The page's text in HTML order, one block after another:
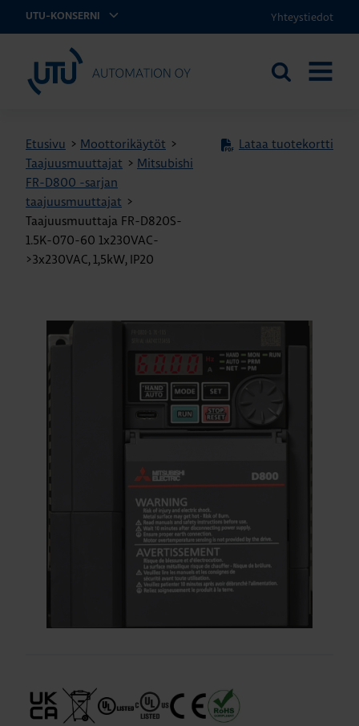
UTU-KONSERNI Yhteystiedot
UTU Automation
Etsi
Etusivu > Moottorikäytöt >
Taajuusmuuttajat > Mitsubishi
FR-D800 -sarjan
taajuusmuuttajat >
Taajuusmuuttaja FR-D820S-
1.5K-070-60 1x230VAC-
>3x230VAC, 1,5kW, IP20
Lataa tuotekortti